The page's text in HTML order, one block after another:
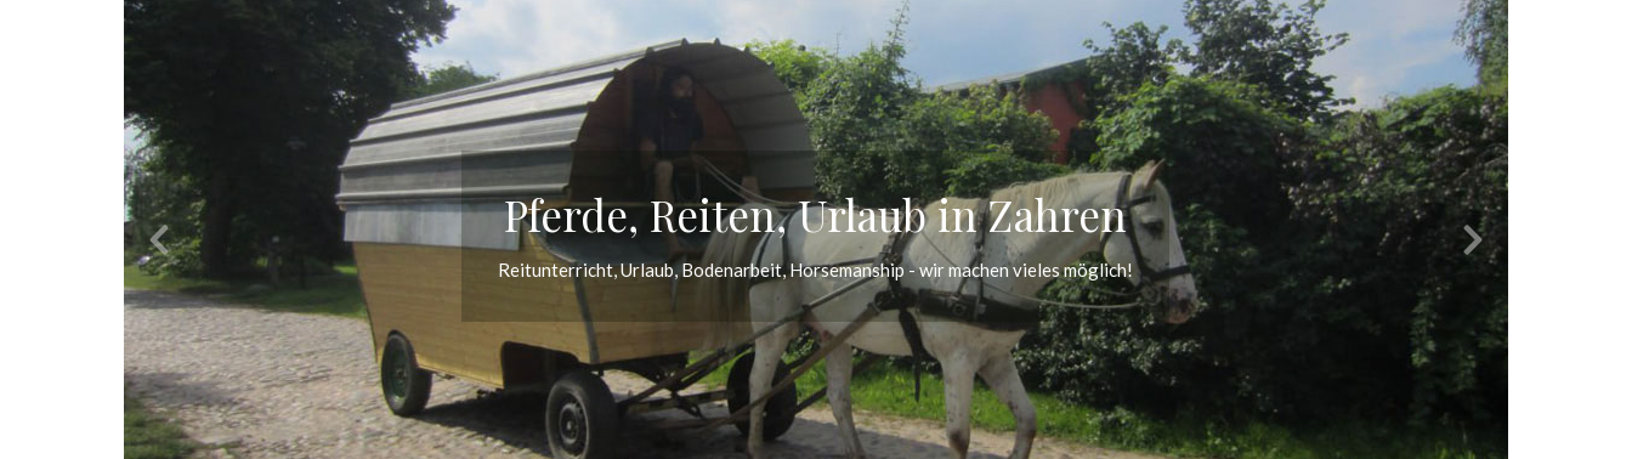
Pferde, Reiten, Urlaub in Zahren
Reitunterricht, Urlaub, Bodenarbeit, Horsemanship - wir machen vieles möglich!